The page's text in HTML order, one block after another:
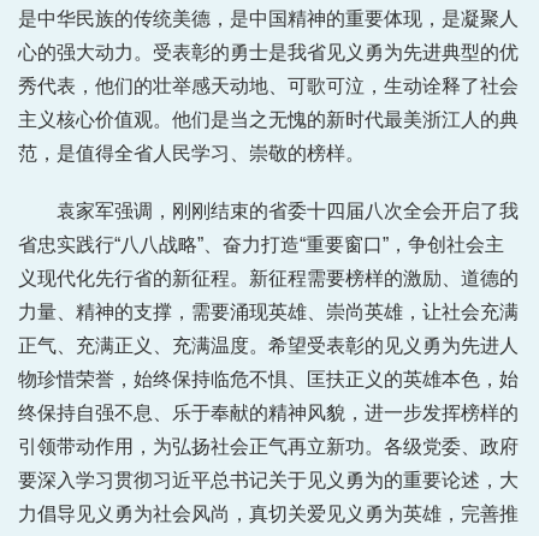
是中华民族的传统美德，是中国精神的重要体现，是凝聚人
心的强大动力。受表彰的勇士是我省见义勇为先进典型的优
秀代表，他们的壮举感天动地、可歌可泣，生动诠释了社会
主义核心价值观。他们是当之无愧的新时代最美浙江人的典
范，是值得全省人民学习、崇敬的榜样。
袁家军强调，刚刚结束的省委十四届八次全会开启了我
省忠实践行“八八战略”、奋力打造“重要窗口”，争创社会主
义现代化先行省的新征程。新征程需要榜样的激励、道德的
力量、精神的支撑，需要涌现英雄、崇尚英雄，让社会充满
正气、充满正义、充满温度。希望受表彰的见义勇为先进人
物珍惜荣誉，始终保持临危不惧、匡扶正义的英雄本色，始
终保持自强不息、乐于奉献的精神风貌，进一步发挥榜样的
引领带动作用，为弘扬社会正气再立新功。各级党委、政府
要深入学习贯彻习近平总书记关于见义勇为的重要论述，大
力倡导见义勇为社会风尚，真切关爱见义勇为英雄，完善推